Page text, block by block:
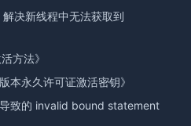
解决新线程中无法获取到
方法》
本永久许可证激活密钥》
致的 invalid bound statement